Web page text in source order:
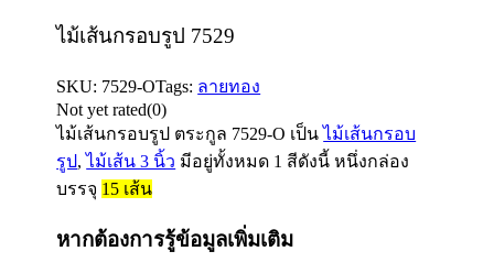
ไม้เส้นกรอบรูป 7529
SKU: 7529-OTags: ลายทอง
Not yet rated(0)
ไม้เส้นกรอบรูป ตระกูล 7529-O เป็นไม้เส้นกรอบ
รูป,ไม้เส้น 3 นิ้ว มีอยู่ทั้งหมด 1 สีดังนี้ หนึ่งกล่อง
บรรจุ 15 เส้น
หากต้องการรู้ข้อมูลเพิ่มเติม